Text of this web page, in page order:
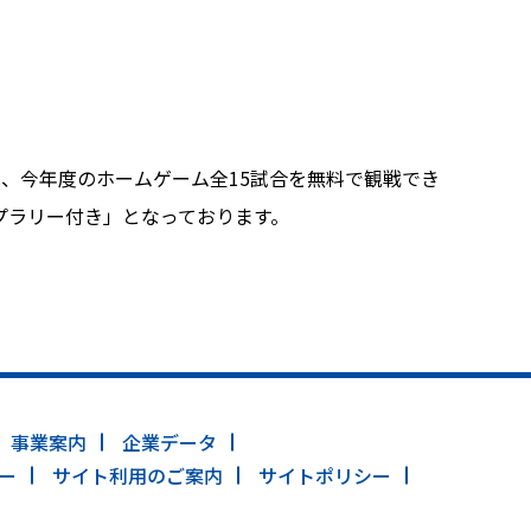
今年度のホームゲーム全15試合を無料で観戦でき
リー付き」となっております。
事業案内
企業データ
サイト利用のご案内 サイトポリシー